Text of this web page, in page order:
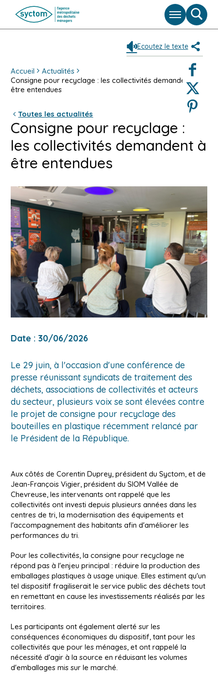
Menu
de
Ecoutez le texte
Twitter
Pinterest
Accueil
Actualités
Consigne pour recyclage : les collectivités demandent à
être entendues
Toutes les actualités
Consigne pour recyclage :
les collectivités demandent à
être entendues
Date : 30/06/2026
Le
29
juin,
à
l'occasion
d'une
conférence
de
syndicats
de
traitement
des
déchets,...
Le 29 juin, à l'occasion d'une conférence de
presse réunissant syndicats de traitement des
déchets, associations de collectivités et acteurs
du secteur, plusieurs voix se sont élevées contre
le projet de consigne pour recyclage des
bouteilles en plastique récemment relancé par
le Président de la République.
Aux côtés de Corentin Duprey, président du Syctom, et de
Jean-François Vigier, président du SIOM Vallée de
Chevreuse, les intervenants ont rappelé que les
collectivités ont investi depuis plusieurs années dans les
centres de tri, la modernisation des équipements et
l'accompagnement des habitants afin d'améliorer les
performances du tri.
Pour les collectivités, la consigne pour recyclage ne
répond pas à l'enjeu principal : réduire la production des
emballages plastiques à usage unique. Elles estiment qu'un
tel dispositif fragiliserait le service public des déchets tout
en remettant en cause les investissements réalisés par les
territoires.
Les participants ont également alerté sur les
conséquences économiques du dispositif, tant pour les
collectivités que pour les ménages, et ont rappelé la
nécessité d'agir à la source en réduisant les volumes
d'emballages mis sur le marché.